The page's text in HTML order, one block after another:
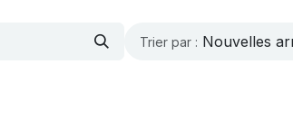
Trier par : Nouvelles